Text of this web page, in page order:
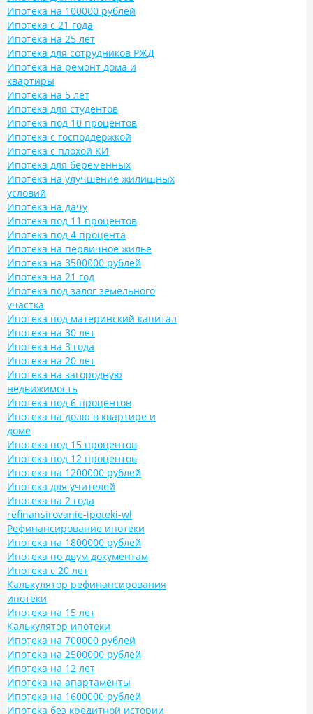
Ипотека на 100000 рублей
Ипотека с 21 года
Ипотека на 25 лет
Ипотека для сотрудников РЖД
Ипотека на ремонт дома и
квартиры
Ипотека на 5 лет
Ипотека для студентов
Ипотека под 10 процентов
Ипотека с господдержкой
Ипотека с плохой КИ
Ипотека для беременных
Ипотека на улучшение жилищных
условий
Ипотека на дачу
Ипотека под 11 процентов
Ипотека под 4 процента
Ипотека на первичное жилье
Ипотека на 3500000 рублей
Ипотека на 21 год
Ипотека под залог земельного
участка
Ипотека под материнский капитал
Ипотека на 30 лет
Ипотека на 3 года
Ипотека на 20 лет
Ипотека на загородную
недвижимость
Ипотека под 6 процентов
Ипотека на долю в квартире и
доме
Ипотека под 15 процентов
Ипотека под 12 процентов
Ипотека на 1200000 рублей
Ипотека для учителей
Ипотека на 2 года
refinansirovanie-ipoteki-wl
Рефинансирование ипотеки
Ипотека на 1800000 рублей
Ипотека по двум документам
Ипотека с 20 лет
Калькулятор рефинансирования
ипотеки
Ипотека на 15 лет
Калькулятор ипотеки
Ипотека на 700000 рублей
Ипотека на 2500000 рублей
Ипотека на 12 лет
Ипотека на апартаменты
Ипотека на 1600000 рублей
Ипотека без кредитной истории